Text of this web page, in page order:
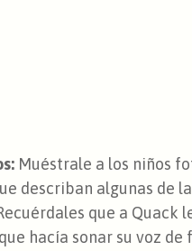
Muéstrale a los niños
describan algunas de
que a
hacía sonar su voz de